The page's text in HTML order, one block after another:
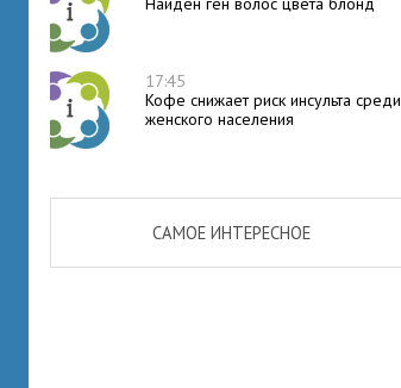
17:45
Кофе снижает риск инсульта среди
женского населения
САМОЕ ИНТЕРЕСНОЕ